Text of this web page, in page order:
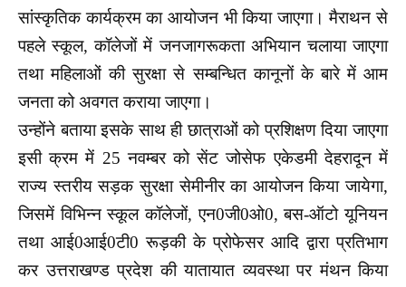
सांस्कृतिक कार्यक्रम का आयोजन भी किया जाएगा। मैराथन से
पहले स्कूल, कॉलेजों में जनजागरूकता अभियान चलाया जाएगा
तथा महिलाओं की सुरक्षा से सम्बन्धित कानूनों के बारे में आम
जनता को अवगत कराया जाएगा।
उन्होंने बताया इसके साथ ही छात्राओं को प्रशिक्षण दिया जाएगा
इसी क्रम में 25 नवम्बर को सेंट जोसेफ एकेडमी देहरादून में
राज्य स्तरीय सड़क सुरक्षा सेमीनीर का आयोजन किया जायेगा,
जिसमें विभिन्न स्कूल कॉलेजों, एन0जी0ओ0, बस-ऑटो यूनियन
तथा आई0आई0टी0 रूड़की के प्रोफेसर आदि द्वारा प्रतिभाग
कर उत्तराखण्ड प्रदेश की यातायात व्यवस्था पर मंथन किया